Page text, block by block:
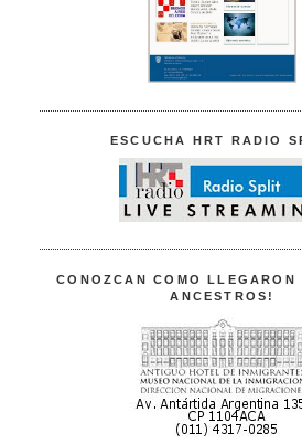
ESCUCHA HRT RADIO
CONOZCAN COMO LLEGARON
ANCESTROS!